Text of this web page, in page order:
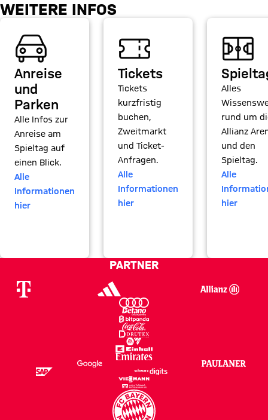
Parking Detailseite
WEITERE INFOS
Anreise
und
Parken
Alle Infos zur
Anreise am
Spieltag auf
einen Blick.
Alle
Informationen
hier
Tickets
Tickets
kurzfristig
buchen,
Zweitmarkt
und Ticket-
Anfragen.
Alle
Informationen
hier
Alles
rund um
Allianz
und den
Spieltag.
Alle
hier
PARTNER